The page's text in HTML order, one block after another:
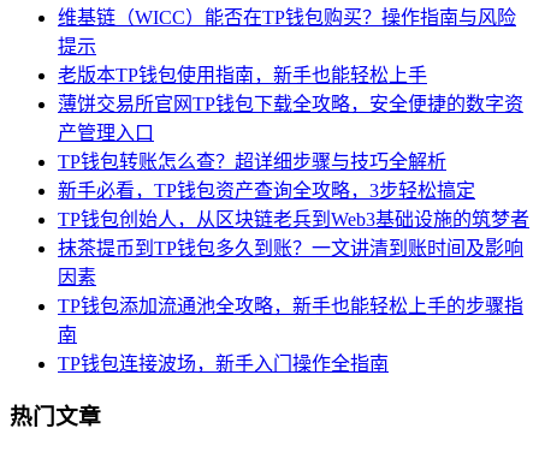
维基链（WICC）能否在TP钱包购买？操作指南与风险
提示
老版本TP钱包使用指南，新手也能轻松上手
薄饼交易所官网TP钱包下载全攻略，安全便捷的数字资
产管理入口
TP钱包转账怎么查？超详细步骤与技巧全解析
新手必看，TP钱包资产查询全攻略，3步轻松搞定
TP钱包创始人，从区块链老兵到Web3基础设施的筑梦者
抹茶提币到TP钱包多久到账？一文讲清到账时间及影响
因素
TP钱包添加流通池全攻略，新手也能轻松上手的步骤指
南
TP钱包连接波场，新手入门操作全指南
热门文章